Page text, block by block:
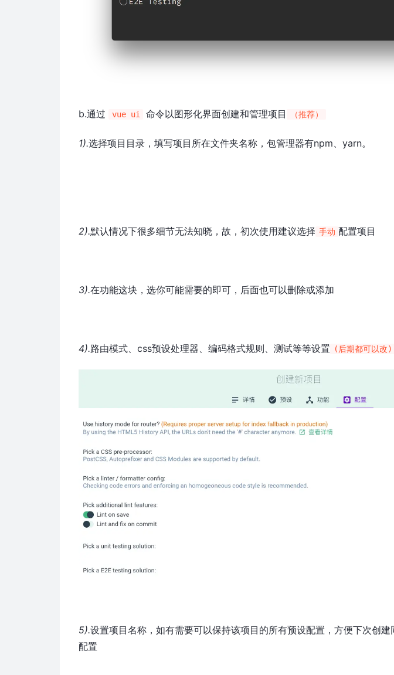
b.通过 vue ui 命令以图形化界面创建和管理项目 （推荐）
1).选择项目目录，填写项目所在文件夹名称，包管理器有npm、yarn。
2).默认情况下很多细节无法知晓，故，初次使用建议选择 手动 配置项目
3).在功能这块，选你可能需要的即可，后面也可以删除或添加
4).路由模式、css预设处理器、编码格式规则、测试等等设置 (后期都可以改)
5).设置项目名称，如有需要可以保持该项目的所有预设配置，方便下次创
配置